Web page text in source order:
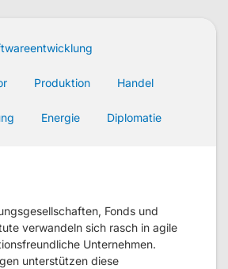
Produktion Handel
Energie Diplomatie
Fonds und
verwandeln sich rasch in agile
Unternehmen.
unterstützen diese